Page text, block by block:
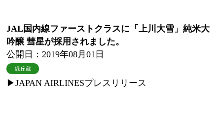
JAL国内線ファーストクラスに「上川大雪」純米大
吟醸 彗星が採用されました。
公開日：2019年08月01日
緑丘蔵
▶︎JAPAN AIRLINESプレスリリース